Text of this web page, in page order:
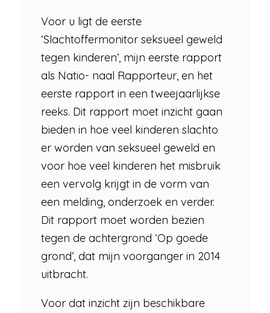
Voor u ligt de eerste
‘Slachtoffermonitor seksueel geweld
tegen kinderen’, mijn eerste rapport
als Natio- naal Rapporteur, en het
eerste rapport in een tweejaarlijkse
reeks. Dit rapport moet inzicht gaan
bieden in hoe veel kinderen slachto
er worden van seksueel geweld en
voor hoe veel kinderen het misbruik
een vervolg krijgt in de vorm van
een melding, onderzoek en verder.
Dit rapport moet worden bezien
tegen de achtergrond ‘Op goede
grond’, dat mijn voorganger in 2014
uitbracht.
Voor dat inzicht zijn beschikbare